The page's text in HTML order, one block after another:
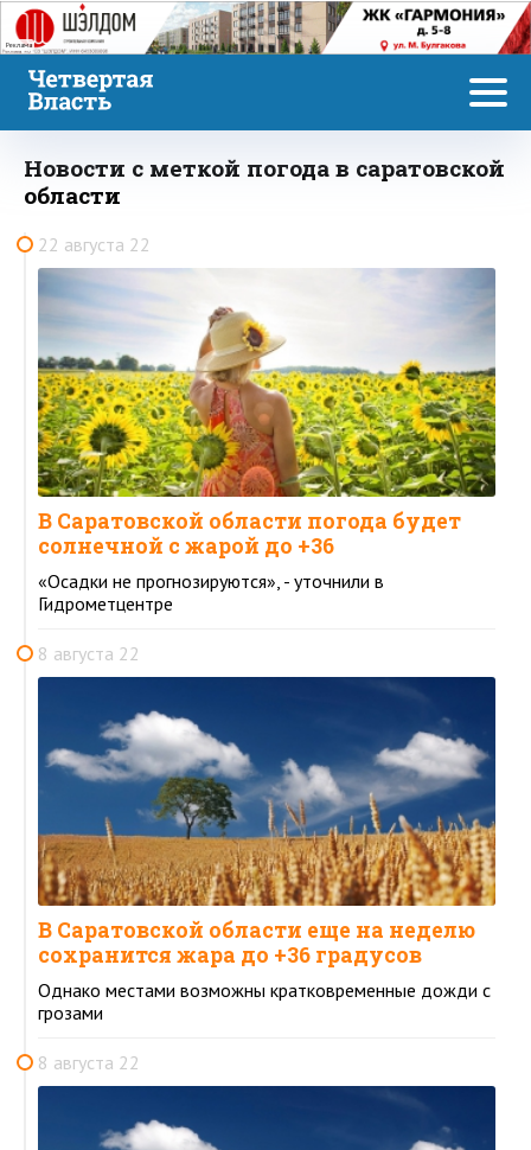
Реклама
Новости с меткой погода в саратовской
области
22 августа 22
В Саратовской области погода будет
солнечной с жарой до +36
«Осадки не прогнозируются», - уточнили в
Гидрометцентре
8 августа 22
В Саратовской области еще на неделю
сохранится жара до +36 градусов
Однако местами возможны кратковременные дожди с
грозами
8 августа 22